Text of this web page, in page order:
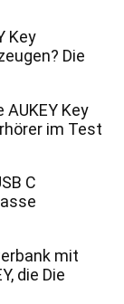
Key
Die
Key
im Test
C
mit
die Die